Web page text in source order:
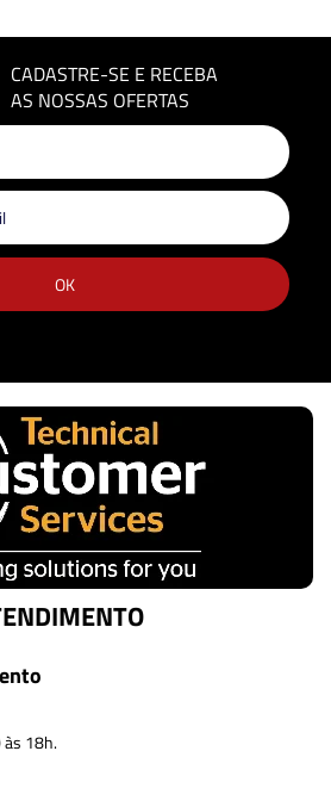
CADASTRE-SE E RECEBA
AS NOSSAS OFERTAS
às 18h.